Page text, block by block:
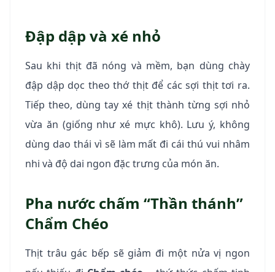
Đập dập và xé nhỏ
Sau khi thịt đã nóng và mềm, bạn dùng chày
đập dập dọc theo thớ thịt để các sợi thịt tơi ra.
Tiếp theo, dùng tay xé thịt thành từng sợi nhỏ
vừa ăn (giống như xé mực khô). Lưu ý, không
dùng dao thái vì sẽ làm mất đi cái thú vui nhâm
nhi và độ dai ngon đặc trưng của món ăn.
Pha nước chấm “Thần thánh”
Chẩm Chéo
Thịt trâu gác bếp sẽ giảm đi một nửa vị ngon